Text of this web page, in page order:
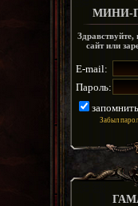
МИНИ-
Здравствуйте,
сайт или
E-mail:
Пароль:
запомнить
Забыл